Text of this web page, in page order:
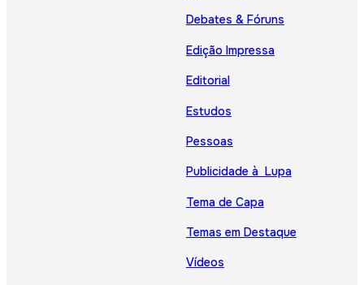
Debates & Fóruns
Edição Impressa
Editorial
Estudos
Pessoas
Publicidade à Lupa
Tema de Capa
Temas em Destaque
Vídeos